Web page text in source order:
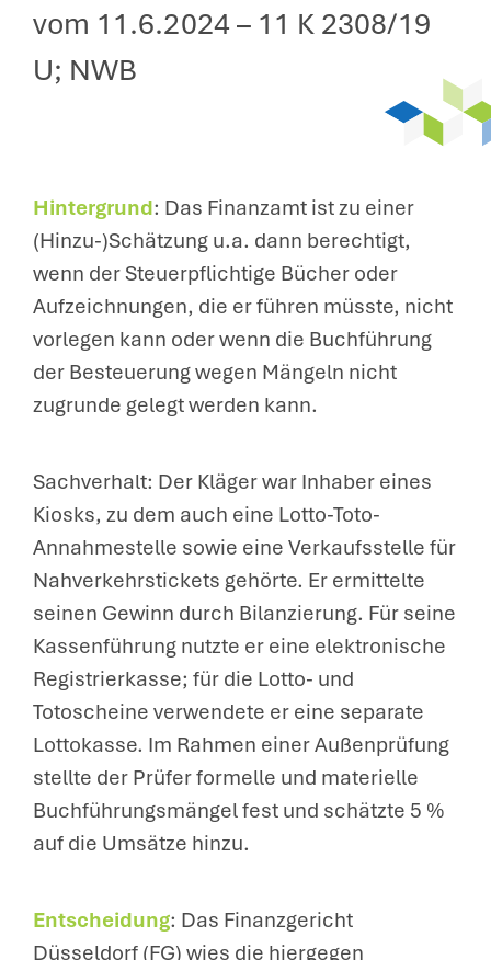
vom 11.6.2024 – 11 K 2308/19
U; NWB
Hintergrund: Das Finanzamt ist zu einer
(Hinzu-)Schätzung u.a. dann berechtigt,
wenn der Steuerpflichtige Bücher oder
Aufzeichnungen, die er führen müsste, nicht
vorlegen kann oder wenn die Buchführung
der Besteuerung wegen Mängeln nicht
zugrunde gelegt werden kann.
Sachverhalt: Der Kläger war Inhaber eines
Kiosks, zu dem auch eine Lotto-Toto-
Annahmestelle sowie eine Verkaufsstelle für
Nahverkehrstickets gehörte. Er ermittelte
seinen Gewinn durch Bilanzierung. Für seine
Kassenführung nutzte er eine elektronische
Registrierkasse; für die Lotto- und
Totoscheine verwendete er eine separate
Lottokasse. Im Rahmen einer Außenprüfung
stellte der Prüfer formelle und materielle
Buchführungsmängel fest und schätzte 5 %
auf die Umsätze hinzu.
Entscheidung: Das Finanzgericht
Düsseldorf (FG) wies die hiergegen